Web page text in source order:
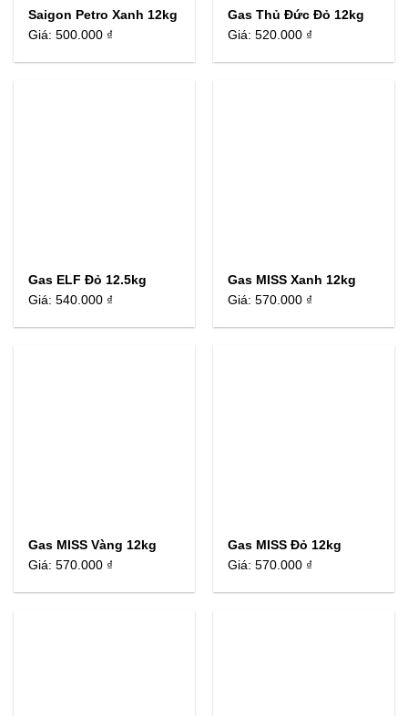
Saigon Petro Xanh 12kg
Giá:500.000 ₫
Gas Thủ Đức Đỏ 12kg
Giá:520.000 ₫
Gas ELF Đỏ 12.5kg
Giá:540.000 ₫
Gas MISS Xanh 12kg
Giá:570.000 ₫
Gas MISS Vàng 12kg
Giá:570.000 ₫
Gas MISS Đỏ 12kg
Giá:570.000 ₫